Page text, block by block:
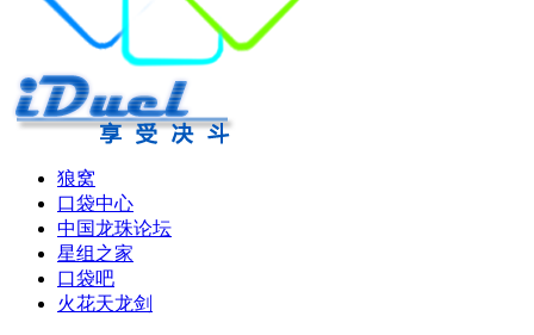
狼窝
口袋中心
中国龙珠论坛
星组之家
口袋吧
火花天龙剑